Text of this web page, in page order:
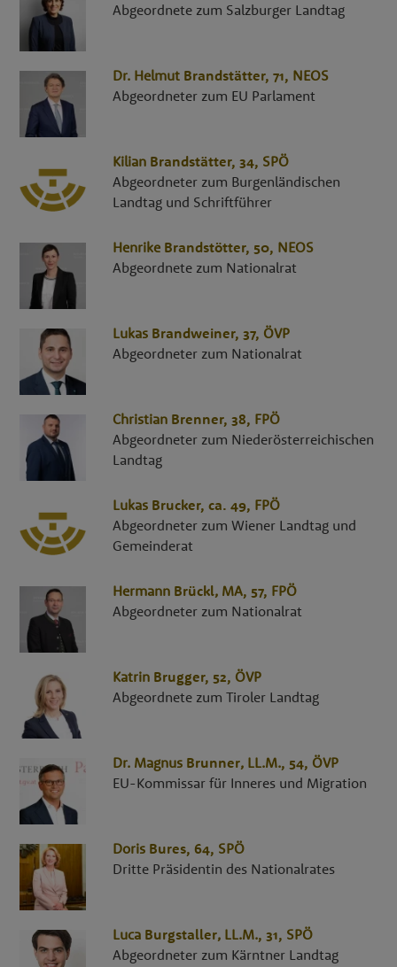
Abgeordnete zum Salzburger Landtag
Dr. Helmut Brandstätter, 71, NEOS
Abgeordneter zum EU Parlament
Kilian Brandstätter, 34, SPÖ
Abgeordneter zum Burgenländischen
Landtag und Schriftführer
Henrike Brandstötter, 50, NEOS
Abgeordnete zum Nationalrat
Lukas Brandweiner, 37, ÖVP
Abgeordneter zum Nationalrat
Christian Brenner, 38, FPÖ
Abgeordneter zum Niederösterreichischen
Landtag
Lukas Brucker, ca. 49, FPÖ
Abgeordneter zum Wiener Landtag und
Gemeinderat
Hermann Brückl, MA, 57, FPÖ
Abgeordneter zum Nationalrat
Katrin Brugger, 52, ÖVP
Abgeordnete zum Tiroler Landtag
Dr. Magnus Brunner, LL.M., 54, ÖVP
EU-Kommissar für Inneres und Migration
Doris Bures, 64, SPÖ
Dritte Präsidentin des Nationalrates
Luca Burgstaller, LL.M., 31, SPÖ
Abgeordneter zum Kärntner Landtag